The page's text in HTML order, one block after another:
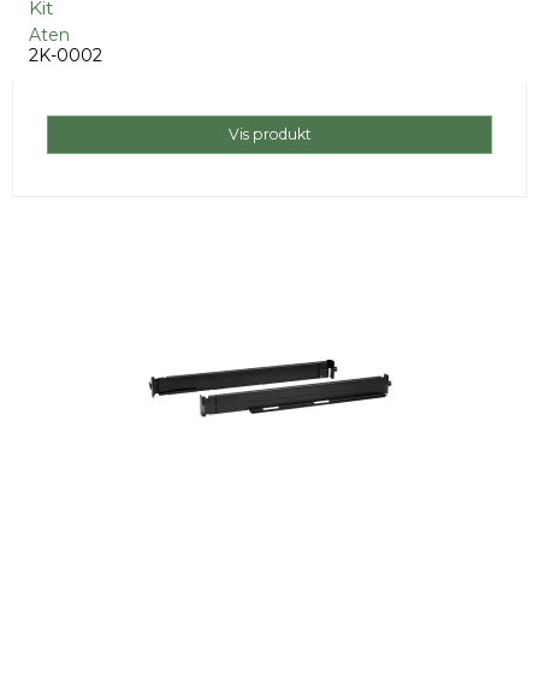
Kit
Aten
2K-0002
Vis produkt